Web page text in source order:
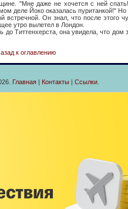
"Мне даже не хочется с ней
деле Йоко оказалась пуританкой!" Но
Он знал, что после этого
утро вылетел в Лондон.
она увидела, что дом
к оглавлению
Главная| Контакты| Ссылки.